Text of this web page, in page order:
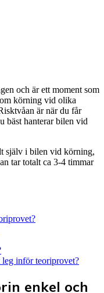
och är ett moment som
körning vid olika
är när du får
bäst hanterar bilen vid
själv i bilen vid körning,
tar totalt ca 3-4 timmar
inför teoriprovet?
enkel och